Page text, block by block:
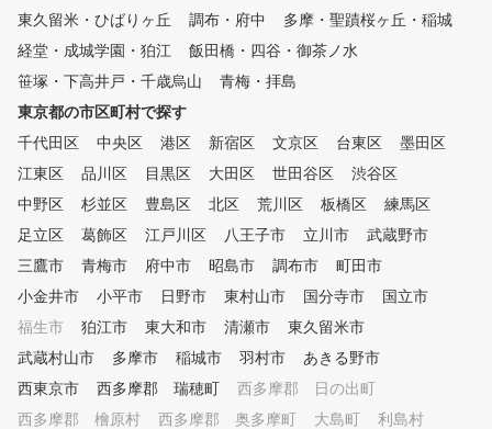
ジ脳と呼ばれる右脳のイメージ
カと直感力を強化し、 高速に
大量の情報を受け入れら れる
並列処理という特徴を活用して
いく。 このため、短時間で大
量に記憶、覚えたことはいつま
でも忘れず(いつでも思い出す
ことができる)という理想のゴ
ます。 あの有名プロも使用し
ている魔法のクランクや魔法の
具はそのようなテーマを感覚的
に覚えるまさに体で覚えること
となります。 姉妹店のSWING2
施しております！
東久留米・ひばりヶ丘
調布・府中
多摩・聖蹟桜ヶ丘・稲城
経堂・成城学園・狛江
飯田橋・四谷・御茶ノ水
笹塚・下高井戸・千歳烏山
青梅・拝島
東京都の市区町村で探す
千代田区
中央区 港区 新宿区 文京区 台東区
墨田区
江東区
品川区 目黒区 大田区 世田谷区
渋谷区
中野区
杉並区 豊島区 北区 荒川区 板橋区
練馬区
足立区
葛飾区 江戸川区 八王子市 立川市
武蔵野市
三鷹市
青梅市 府中市 昭島市 調布市
町田市
小金井市
小平市 日野市 東村山市 国分寺市
国立市
福生市
狛江市 東大和市 清瀬市
東久留米市
武蔵村山市
多摩市 稲城市 羽村市
あきる野市
西東京市
西多摩郡 瑞穂町
西多摩郡 日の出町
西多摩郡 檜原村
西多摩郡 奥多摩町 大島町
利島村